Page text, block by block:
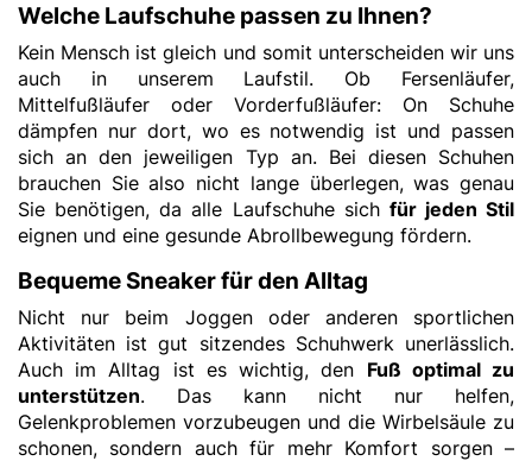
Welche Laufschuhe passen zu Ihnen?
Kein Mensch ist gleich und somit unterscheiden wir uns
auch in unserem Laufstil. Ob Fersenläufer,
Mittelfußläufer oder Vorderfußläufer: On Schuhe
dämpfen nur dort, wo es notwendig ist und passen
sich an den jeweiligen Typ an. Bei diesen Schuhen
brauchen Sie also nicht lange überlegen, was genau
Sie benötigen, da alle Laufschuhe sich für jeden Stil
eignen und eine gesunde Abrollbewegung fördern.
Bequeme Sneaker für den Alltag
Nicht nur beim Joggen oder anderen sportlichen
Aktivitäten ist gut sitzendes Schuhwerk unerlässlich.
Auch im Alltag ist es wichtig, den Fuß optimal zu
unterstützen. Das kann nicht nur helfen,
Gelenkproblemen vorzubeugen und die Wirbelsäule zu
schonen, sondern auch für mehr Komfort sorgen –